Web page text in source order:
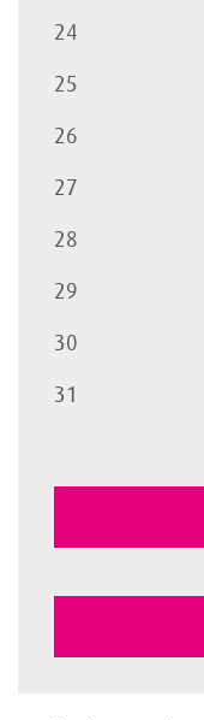
24
25
26
27
28
29
30
31